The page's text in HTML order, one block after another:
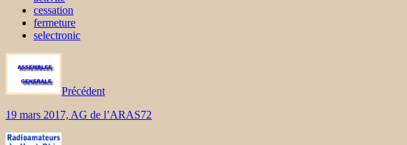
cessation
fermeture
selectronic
Précédent
19 mars 2017, AG de l’ARAS72